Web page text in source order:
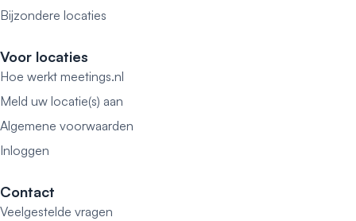
Bijzondere locaties
Voor locaties
Hoe werkt meetings.nl
Meld uw locatie(s) aan
Algemene voorwaarden
Inloggen
Contact
Veelgestelde vragen